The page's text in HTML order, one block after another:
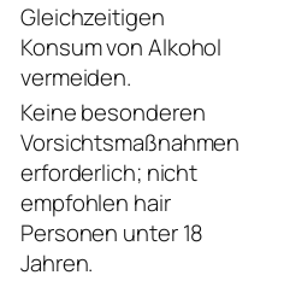
Gleichzeitigen
Konsum von Alkohol
vermeiden.
Keine besonderen
Vorsichtsmaßnahmen
erforderlich; nicht
empfohlen hair
Personen unter 18
Jahren.